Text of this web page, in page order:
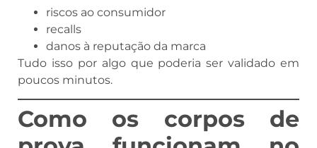
riscos ao consumidor
recalls
danos à reputação da marca
Tudo isso por algo que poderia ser validado em
poucos minutos.
Como os corpos de